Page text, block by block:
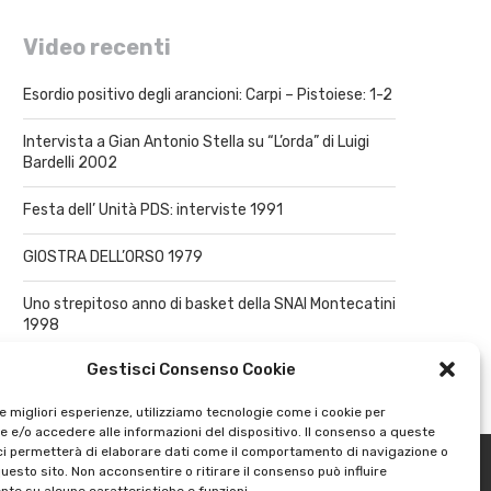
Gestisci Consenso Cookie
migliori esperienze, utilizziamo tecnologie come i cookie per
e/o accedere alle informazioni del dispositivo. Il consenso a queste
permetterà di elaborare dati come il comportamento di navigazione o
sito. Non acconsentire o ritirare il consenso può influire
Video recenti
Esordio positivo degli arancioni: Carpi – Pistoiese: 1-2
Intervista a Gian Antonio Stella su “L’orda” di Luigi
Bardelli 2002
Festa dell’ Unità PDS: interviste 1991
GIOSTRA DELL’ORSO 1979
Uno strepitoso anno di basket della SNAI Montecatini
1998